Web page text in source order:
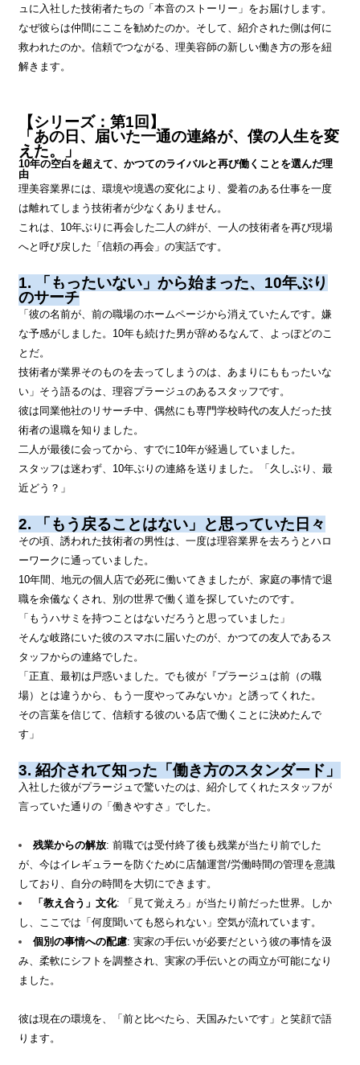
ュに入社した技術者たちの「本音のストーリー」をお届けします。
なぜ彼らは仲間にここを勧めたのか。そして、紹介された側は何に
救われたのか。信頼でつながる、理美容師の新しい働き方の形を紐
解きます。
【シリーズ：第1回】
「あの日、届いた一通の連絡が、僕の人生を変
えた。」
10年の空白を超えて、かつてのライバルと再び働くことを選んだ理
由
理美容業界には、環境や境遇の変化により、愛着のある仕事を一度
は離れてしまう技術者が少なくありません。
これは、10年ぶりに再会した二人の絆が、一人の技術者を再び現場
へと呼び戻した「信頼の再会」の実話です。
1. 「もったいない」から始まった、10年ぶり
のサーチ
「彼の名前が、前の職場のホームページから消えていたんです。嫌
な予感がしました。10年も続けた男が辞めるなんて、よっぽどのこ
とだ。
技術者が業界そのものを去ってしまうのは、あまりにももったいな
い」そう語るのは、理容プラージュのあるスタッフです。
彼は同業他社のリサーチ中、偶然にも専門学校時代の友人だった技
術者の退職を知りました。
二人が最後に会ってから、すでに10年が経過していました。
スタッフは迷わず、10年ぶりの連絡を送りました。「久しぶり、最
近どう？」
2. 「もう戻ることはない」と思っていた日々
その頃、誘われた技術者の男性は、一度は理容業界を去ろうとハロ
ーワークに通っていました。
10年間、地元の個人店で必死に働いてきましたが、家庭の事情で退
職を余儀なくされ、別の世界で働く道を探していたのです。
「もうハサミを持つことはないだろうと思っていました」
そんな岐路にいた彼のスマホに届いたのが、かつての友人であるス
タッフからの連絡でした。
「正直、最初は戸惑いました。でも彼が『プラージュは前（の職
場）とは違うから、もう一度やってみないか』と誘ってくれた。
その言葉を信じて、信頼する彼のいる店で働くことに決めたんで
す」
3. 紹介されて知った「働き方のスタンダード」
入社した彼がプラージュで驚いたのは、紹介してくれたスタッフが
言っていた通りの「働きやすさ」でした。
残業からの解放: 前職では受付終了後も残業が当たり前でした
が、今はイレギュラーを防ぐために店舗運営/労働時間の管理を意識
しており、自分の時間を大切にできます。
「教え合う」文化: 「見て覚えろ」が当たり前だった世界。しか
し、ここでは「何度聞いても怒られない」空気が流れています。
個別の事情への配慮: 実家の手伝いが必要だという彼の事情を汲
み、柔軟にシフトを調整され、実家の手伝いとの両立が可能になり
ました。
彼は現在の環境を、「前と比べたら、天国みたいです」と笑顔で語
ります。